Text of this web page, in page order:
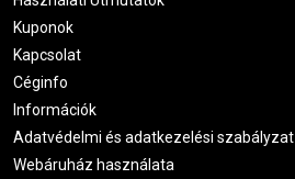
Kuponok
Kapcsolat
Céginfo
Információk
Adatvédelmi és adatkezelési szabályzat
Webáruház használata